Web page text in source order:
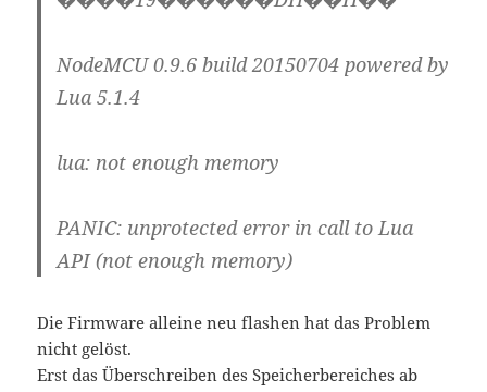
NodeMCU 0.9.6 build 20150704 powered by
Lua 5.1.4
lua: not enough memory
PANIC: unprotected error in call to Lua
API (not enough memory)
Die Firmware alleine neu flashen hat das Problem
nicht gelöst.
Erst das Überschreiben des Speicherbereiches ab